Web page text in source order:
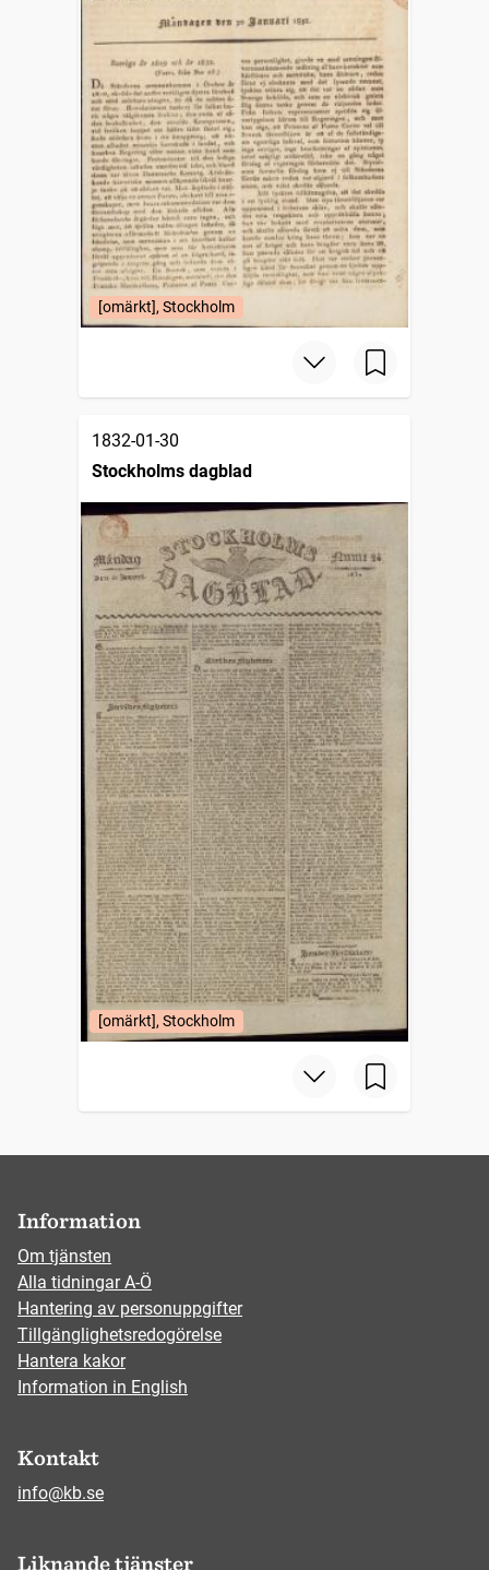
[omärkt], Stockholm
1832-01-30
Stockholms dagblad
[omärkt], Stockholm
Information
Om tjänsten
Alla tidningar A-Ö
Hantering av personuppgifter
Tillgänglighetsredogörelse
Hantera kakor
Information in English
Kontakt
info@kb.se
Liknande tjänster